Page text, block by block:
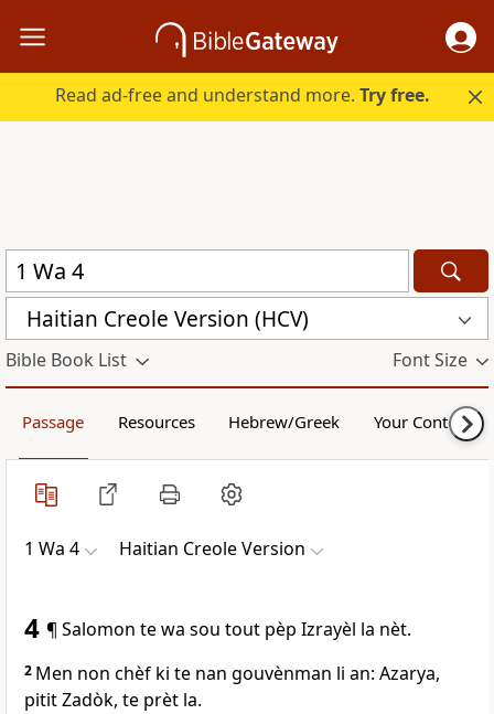
Read ad-free and understand more.Try free.
Haitian Creole Version (HCV)
Bible Book List Font Size
Passage Resources Hebrew/Greek Your Content
1 Wa 4 Haitian Creole Version
4 ¶ Salomon te wa sou tout pèp Izrayèl la nèt.
2 Men non chèf ki te nan gouvènman li an: Azarya,
pitit Zadòk, te prèt la.